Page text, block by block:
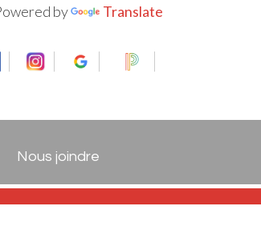
by Translate
Nous joindre